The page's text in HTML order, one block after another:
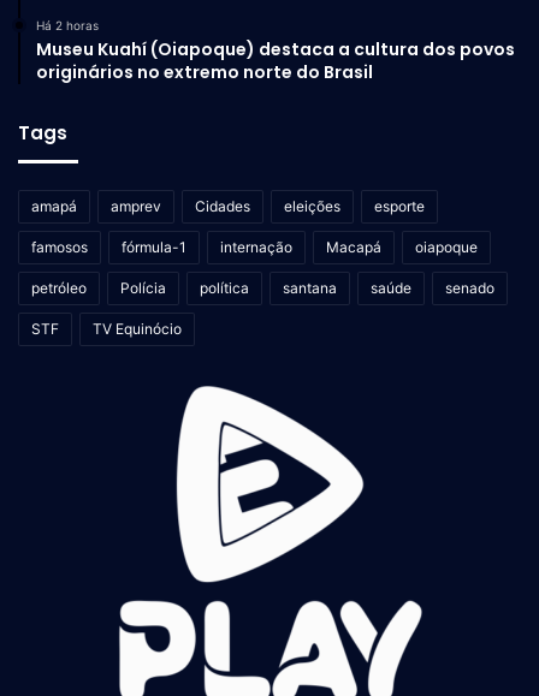
Há 2 horas
Museu Kuahí (Oiapoque) destaca a cultura dos povos
originários no extremo norte do Brasil
Tags
amapá amprev Cidades eleições esporte
famosos fórmula-1 internação Macapá oiapoque
petróleo Polícia política santana saúde senado
STF TV Equinócio